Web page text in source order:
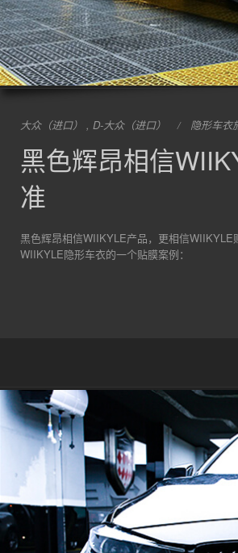
大众（进口） , D-大众（进口） 隐形车衣
黑色辉昂相信
准
黑色辉昂相信WIIKYLE产品，更相信
WIIKYLE隐形车衣的一个贴膜案例：